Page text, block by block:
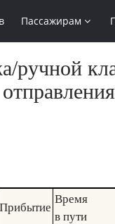
Пассажирам
ручной
Прибытие
Время
в пути